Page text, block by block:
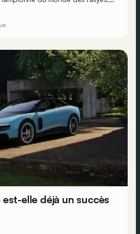
intégrale… Ne faisant
une bien curieuse berline : la
est-elle déjà un succès